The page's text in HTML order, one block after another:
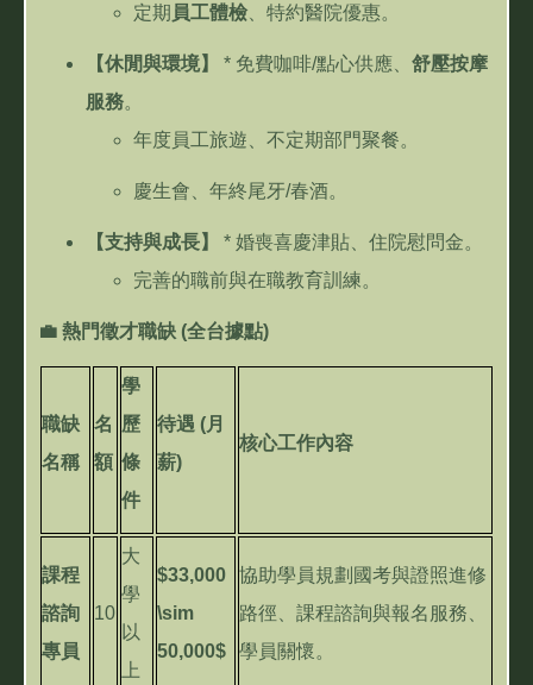
定期 員工體檢 、特約醫院優惠。
【休閒與環境】 * 免費咖啡/點心供應、 舒壓按摩
服務。
年度員工旅遊、不定期部門聚餐。
慶生會、年終尾牙/春酒。
【支持與成長】 * 婚喪喜慶津貼、住院慰問金。
完善的職前與在職教育訓練。
💼 熱門徵才職缺 (全台據點)
職缺
名稱
名
額
學
歷
條
件
待遇 (月
薪)
核心工作內容
課程
諮詢
專員
10
大
學
以
上
$33,000
\sim
50,000$
協助學員規劃國考與證照進修
路徑、課程諮詢與報名服務、
學員關懷。